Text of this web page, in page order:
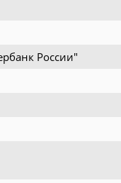
России"